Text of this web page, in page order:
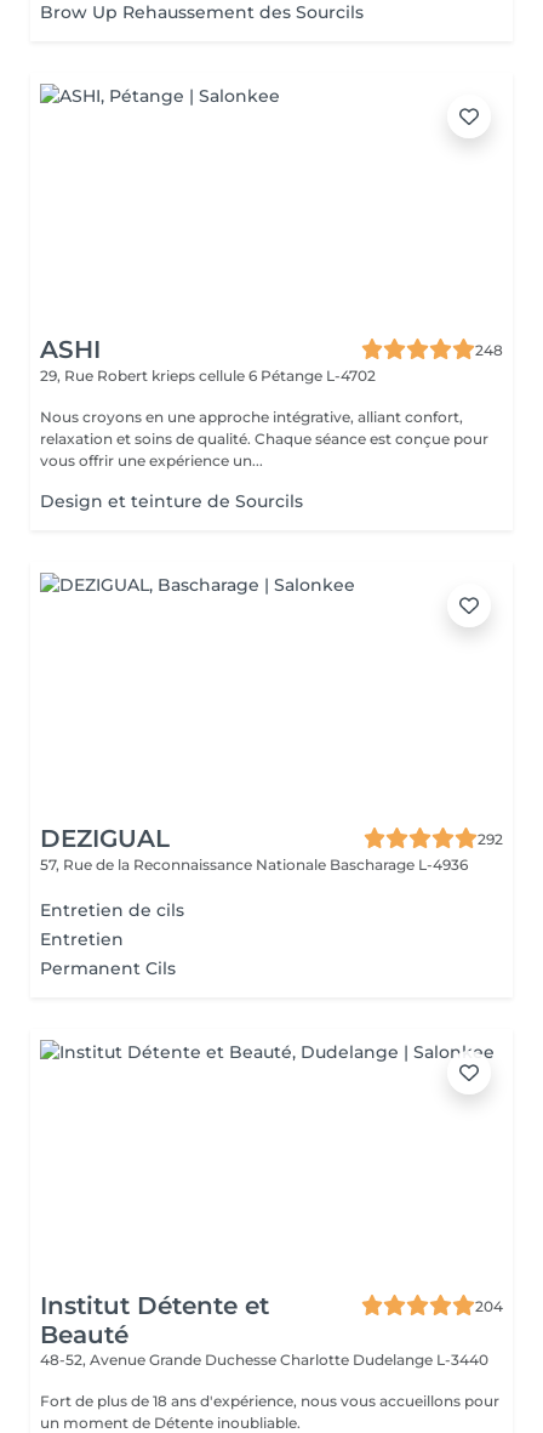
Brow Up Rehaussement des Sourcils
ASHI
248
29, Rue Robert krieps cellule 6 Pétange L-4702
Nous croyons en une approche intégrative, alliant confort,
relaxation et soins de qualité. Chaque séance est conçue pour
vous offrir une expérience un...
Design et teinture de Sourcils
DEZIGUAL
292
57, Rue de la Reconnaissance Nationale Bascharage L-4936
Entretien de cils
Entretien
Permanent Cils
Institut Détente et
Beauté
204
48-52, Avenue Grande Duchesse Charlotte Dudelange L-3440
Fort de plus de 18 ans d'expérience, nous vous accueillons pour
un moment de Détente inoubliable.